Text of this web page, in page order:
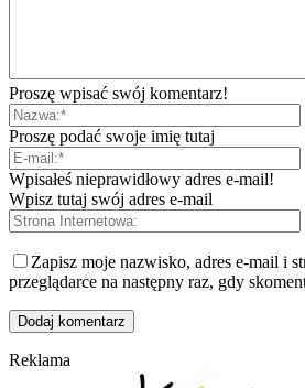
Proszę wpisać swój komentarz!
Proszę podać swoje imię tutaj
Wpisałeś nieprawidłowy adres e-mail!
Wpisz tutaj swój adres e-mail
Zapisz moje nazwisko, adres e-mail i
przeglądarce na następny raz, gdy
Reklama